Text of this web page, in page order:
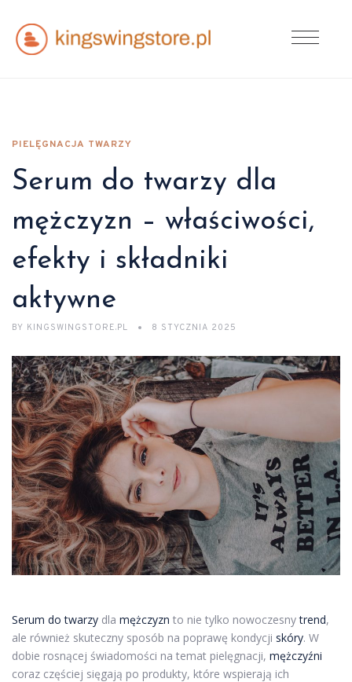
PIELĘGNACJA TWARZY
Serum do twarzy dla
mężczyzn – właściwości,
efekty i składniki
aktywne
BY KINGSWINGSTORE.PL 8 STYCZNIA 2025
Serum do twarzy dla mężczyzn to nie tylko nowoczesnytrend,
ale również skuteczny sposób na poprawę kondycji skóry. W
dobie rosnącej świadomości na temat pielęgnacji, mężczyźni
coraz częściej sięgają po produkty, które wspierają ich